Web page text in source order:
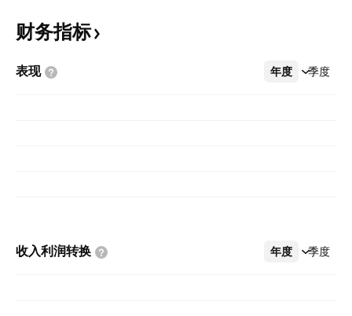
财务指标
表现 年度 季度
更多
收入利润转换 年度 季度
更多